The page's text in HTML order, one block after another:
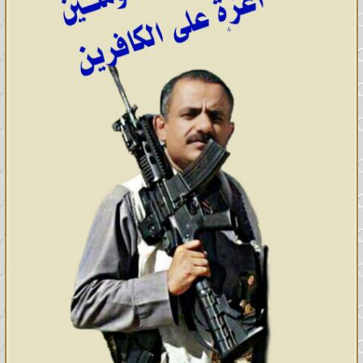
يسمع لك ، وسل تعطه ، واشفع
تشفَّع ، فأقول : يا رب أمتي أمتي ،
فيقال لي : انطلق ، فمن كان في
قلبه مثقال حبة من خردلٍ من إيمان
فأخرجه منها ، فأنطلق فأفعل .
ثم أعود إلى ربي أحمده بتلك
المحامد ، ثم أخر له ساجداً ، فيقال
لي : يا محمد ، ارفع رأسك ، وقل
يسمع لك ، وسل تعطه ، واشفع
تشفع ، فأقول : يا رب ، أمتي أمتي ،
فيقال لي : انطلق ، فمن كان في